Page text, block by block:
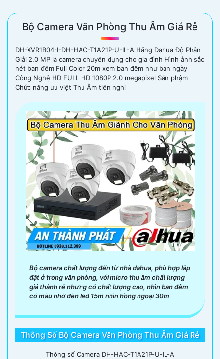
Bộ Camera Văn Phòng Thu Âm Giá Rẻ
DH-XVR1B04-I-DH-HAC-T1A21P-U-IL-A Hãng Dahua Độ Phân
Giải 2.0 MP là camera chuyên dụng cho gia đình Hình ảnh sắc
nét ban đêm Full Color 20m xem ban đêm như ban ngày
Công Nghệ HD FULL HD 1080P 2.0 megapixel Sản phậm
Chức năng ưu việt Thu Âm tiên nghi
Bộ camera chất lượng đến từ nhà dahua, phù hợp lắp
đặt ở trong văn phòng, với micro thu âm chất lượng
giá thành rẻ nhưng có chất lượng cao, nhìn ban đêm
có màu nhờ đèn led 15m nhìn hồng ngoại 30m
Thông Số Bộ Camera Văn Phòng Thu Âm Giá Rẻ
Thông số Camera DH-HAC-T1A21P-U-IL-A